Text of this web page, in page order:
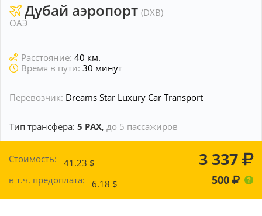
Дубай аэропорт (DXB)
ОАЭ
Расстояние: 40 км.
Время в пути: 30 минут
Перевозчик: Dreams Star Luxury Car Transport
Тип трансфера: 5 PAX, до 5 пассажиров
Стоимость: 41.23 $ 3 337
в т.ч. предоплата: 6.18 $ 500